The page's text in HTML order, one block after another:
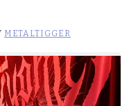
METALTIGGER